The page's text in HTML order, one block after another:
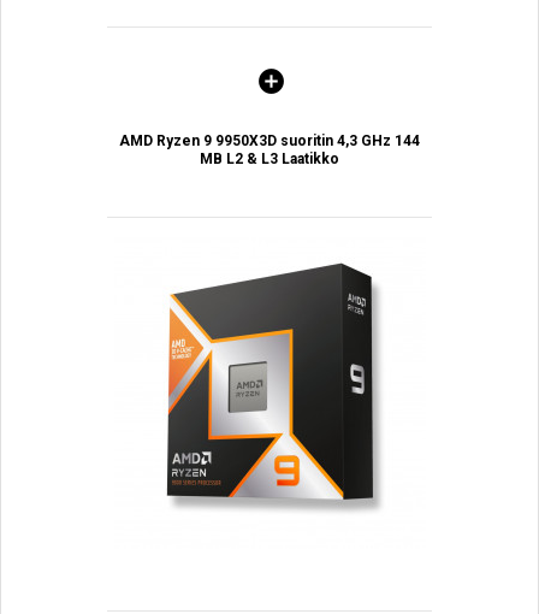
AMD Ryzen 9 9950X3D suoritin 4,3 GHz 144
MB L2 & L3 Laatikko